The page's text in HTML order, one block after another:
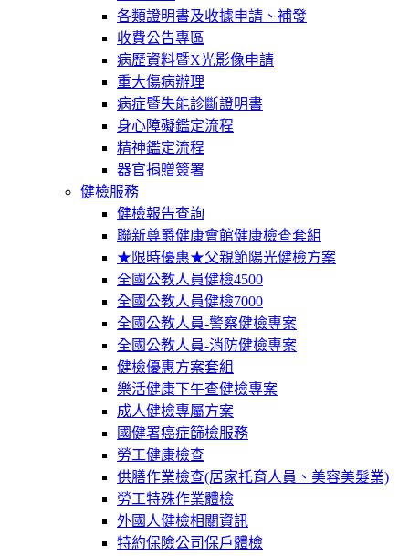
各類證明書及收據申請、補發
收費公告專區
病歷資料暨X光影像申請
重大傷病辦理
病症暨失能診斷證明書
身心障礙鑑定流程
精神鑑定流程
器官捐贈簽署
健檢服務
健檢報告查詢
聯新尊爵健康會館健康檢查套組
★限時優惠★父親節陽光健檢方案
全國公教人員健檢4500
全國公教人員健檢7000
全國公教人員-警察健檢專案
全國公教人員-消防健檢專案
健檢優惠方案套組
樂活健康下午查健檢專案
成人健檢專屬方案
國健署癌症篩檢服務
勞工健康檢查
供膳作業檢查(居家托育人員、美容美髮業)
勞工特殊作業體檢
外國人健檢相關資訊
特約保險公司保戶體檢